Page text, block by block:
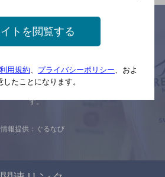
ーや営業時間などの掲載情報については、
更されることがありますので、
す。
情報提供：ぐるなび
トを閲覧する
利用規約、 プライバシーポリシー、およ
たことになります。